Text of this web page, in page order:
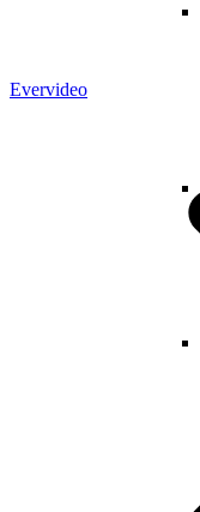
Evervideo